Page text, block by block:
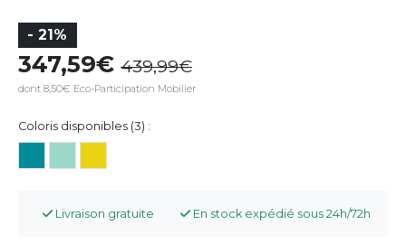
- 21%
347,59 439,99
dont 8,50€ Eco-Participation Mobilier
Coloris disponibles (3) :
Livraison gratuite En stock expédié sous 24h/72h